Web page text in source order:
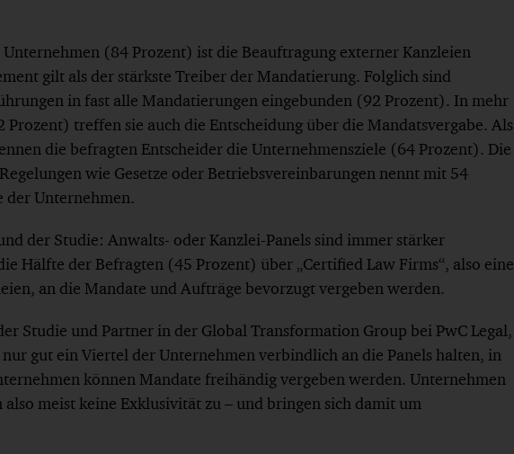
Unternehmen (84 Prozent) ist die Beauftragung externer Kanzleien
gilt als der stärkste Treiber der Mandatierung. Folglich sind
in fast alle Mandatierungen eingebunden (92 Prozent). In mehr
Prozent) treffen sie auch die Entscheidung über die Mandatsvergabe. Als
die befragten Entscheider die Unternehmensziele (64 Prozent). Die
wie Gesetze oder Betriebsvereinbarungen nennt mit 54
der Unternehmen.
der Studie: Anwalts- oder Kanzlei-Panels sind immer stärker
Hälfte der Befragten (45 Prozent) über „Certified Law Firms“, also eine
an die Mandate und Aufträge bevorzugt vergeben werden.
Studie und Partner in der Global Transformation Group bei PwC Legal,
nur gut ein Viertel der Unternehmen verbindlich an die Panels halten, in
können Mandate freihändig vergeben werden. Unternehmen
meist keine Exklusivität zu – und bringen sich damit um